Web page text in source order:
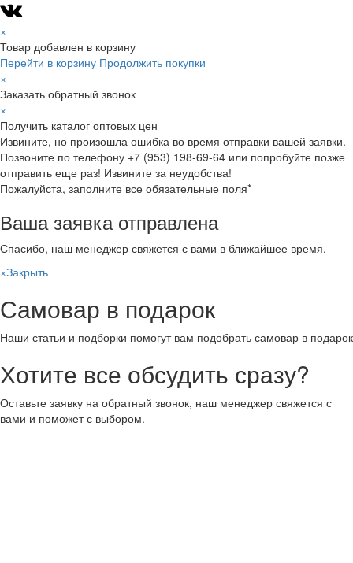
×
Товар добавлен в корзину
Перейти в корзину Продолжить покупки
×
Заказать обратный звонок
×
Получить каталог оптовых цен
Извините, но произошла ошибка во время отправки вашей заявки.
Позвоните по телефону +7 (953) 198-69-64 или попробуйте позже
отправить еще раз! Извините за неудобства!
Пожалуйста, заполните все обязательные поля*
Ваша заявка отправлена
Спасибо, наш менеджер свяжется с вами в ближайшее время.
×Закрыть
Самовар в подарок
Наши статьи и подборки помогут вам подобрать самовар в подарок
Хотите все обсудить сразу?
Оставьте заявку на обратный звонок, наш менеджер свяжется с
вами и поможет с выбором.